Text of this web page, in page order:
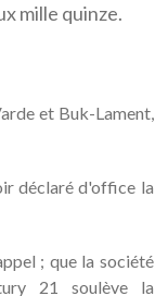
mille quinze.
et Buk-Lament,
déclaré d'office la
; que la société
21 soulève la